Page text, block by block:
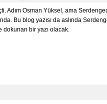
Adım Osman Yüksel, ama
Bu blog yazısı da aslında
dokunan bir yazı olacak.